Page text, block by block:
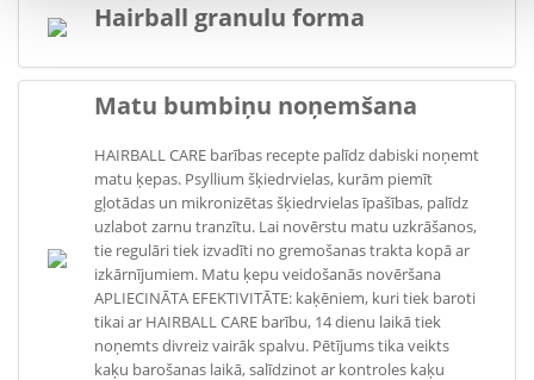
Hairball granulu forma
Matu bumbiņu noņemšana
HAIRBALL CARE barības recepte palīdz dabiski noņemt
matu ķepas. Psyllium šķiedrvielas, kurām piemīt
gļotādas un mikronizētas šķiedrvielas īpašības, palīdz
uzlabot zarnu tranzītu. Lai novērstu matu uzkrāšanos,
tie regulāri tiek izvadīti no gremošanas trakta kopā ar
izkārnījumiem. Matu ķepu veidošanās novēršana
APLIECINĀTA EFEKTIVITĀTE: kaķēniem, kuri tiek baroti
tikai ar HAIRBALL CARE barību, 14 dienu laikā tiek
noņemts divreiz vairāk spalvu. Pētījums tika veikts
kaķu barošanas laikā, salīdzinot ar kontroles kaķu